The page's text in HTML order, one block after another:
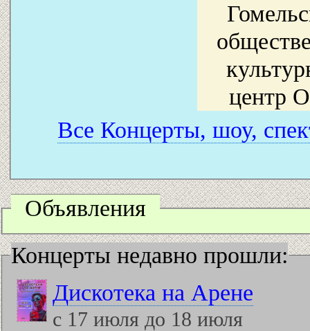
центр
Все Концерты, шоу,
Объявления
Концерты недавно прошли:
Дискотека на Арене
с 17 июля до 18 июля